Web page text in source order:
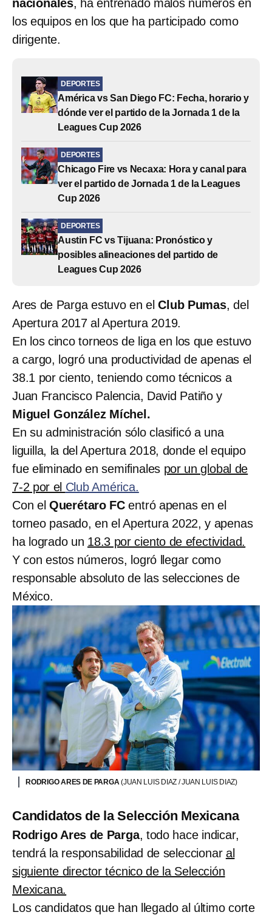
nacionales, ha entrenado malos números en
los equipos en los que ha participado como
dirigente.
DEPORTES
América vs San Diego FC: Fecha, horario y
dónde ver el partido de la Jornada 1 de la
Leagues Cup 2026
DEPORTES
Chicago Fire vs Necaxa: Hora y canal para
ver el partido de Jornada 1 de la Leagues
Cup 2026
DEPORTES
Austin FC vs Tijuana: Pronóstico y
posibles alineaciones del partido de
Leagues Cup 2026
Ares de Parga estuvo en elClub Pumas, del
Apertura 2017 al Apertura 2019.
En los cinco torneos de liga en los que estuvo
a cargo, logró una productividad de apenas el
38.1 por ciento, teniendo como técnicos a
Juan Francisco Palencia, David Patiño y
Miguel González Míchel.
En su administración sólo clasificó a una
liguilla, la del Apertura 2018, donde el equipo
fue eliminado en semifinales por un global de
7-2 por el Club América.
Con el Querétaro FCentró apenas en el
torneo pasado, en el Apertura 2022, y apenas
ha logrado un 18.3 por ciento de efectividad.
Y con estos números, logró llegar como
responsable absoluto de las selecciones de
México.
RODRIGO ARES DE PARGA (JUAN LUIS DIAZ / JUAN LUIS DIAZ)
Candidatos de la Selección Mexicana
Rodrigo Ares de Parga, todo hace indicar,
tendrá la responsabilidad de seleccionar al
siguiente director técnico de la Selección
Mexicana.
Los candidatos que han llegado al último corte